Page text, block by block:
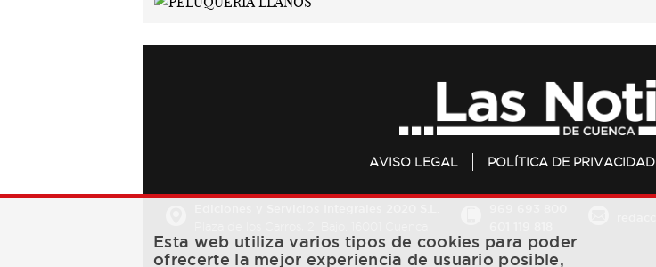
AVISO LEGAL POLÍTICA DE PRIVACIDAD
Esta web utiliza varios tipos de cookies para poder
ofrecerte la mejor experiencia de usuario posible,